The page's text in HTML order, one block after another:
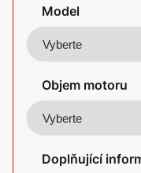
Model
Objem motoru
Doplňující